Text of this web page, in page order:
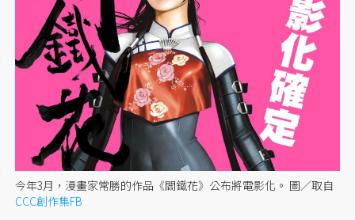
今年3月，漫畫家常勝的作品《閻鐵花》公布將電影化。 圖／取自
CCC創作集FB